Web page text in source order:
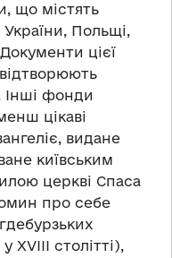
що містять
Польщі,
цієї
Інші фонди
цікаві
видане
київським
церкві Спаса
про себе
столітті),